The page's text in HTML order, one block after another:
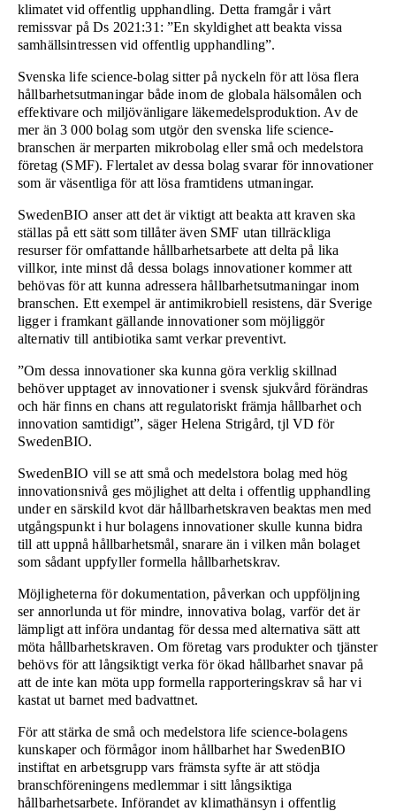
klimatet vid offentlig upphandling. Detta framgår i vårt
remissvar på Ds 2021:31: ”En skyldighet att beakta vissa
samhällsintressen vid offentlig upphandling”.
Svenska life science-bolag sitter på nyckeln för att lösa flera
hållbarhetsutmaningar både inom de globala hälsomålen och
effektivare och miljövänligare läkemedelsproduktion. Av de
mer än 3 000 bolag som utgör den svenska life science-
branschen är merparten mikrobolag eller små och medelstora
företag (SMF). Flertalet av dessa bolag svarar för innovationer
som är väsentliga för att lösa framtidens utmaningar.
SwedenBIO anser att det är viktigt att beakta att kraven ska
ställas på ett sätt som tillåter även SMF utan tillräckliga
resurser för omfattande hållbarhetsarbete att delta på lika
villkor, inte minst då dessa bolags innovationer kommer att
behövas för att kunna adressera hållbarhetsutmaningar inom
branschen. Ett exempel är antimikrobiell resistens, där Sverige
ligger i framkant gällande innovationer som möjliggör
alternativ till antibiotika samt verkar preventivt.
”Om dessa innovationer ska kunna göra verklig skillnad
behöver upptaget av innovationer i svensk sjukvård förändras
och här finns en chans att regulatoriskt främja hållbarhet och
innovation samtidigt”, säger Helena Strigård, tjl VD för
SwedenBIO.
SwedenBIO vill se att små och medelstora bolag med hög
innovationsnivå ges möjlighet att delta i offentlig upphandling
under en särskild kvot där hållbarhetskraven beaktas men med
utgångspunkt i hur bolagens innovationer skulle kunna bidra
till att uppnå hållbarhetsmål, snarare än i vilken mån bolaget
som sådant uppfyller formella hållbarhetskrav.
Möjligheterna för dokumentation, påverkan och uppföljning
ser annorlunda ut för mindre, innovativa bolag, varför det är
lämpligt att införa undantag för dessa med alternativa sätt att
möta hållbarhetskraven. Om företag vars produkter och tjänster
behövs för att långsiktigt verka för ökad hållbarhet snavar på
att de inte kan möta upp formella rapporteringskrav så har vi
kastat ut barnet med badvattnet.
För att stärka de små och medelstora life science-bolagens
kunskaper och förmågor inom hållbarhet har SwedenBIO
instiftat en arbetsgrupp vars främsta syfte är att stödja
branschföreningens medlemmar i sitt långsiktiga
hållbarhetsarbete. Införandet av klimathänsyn i offentlig